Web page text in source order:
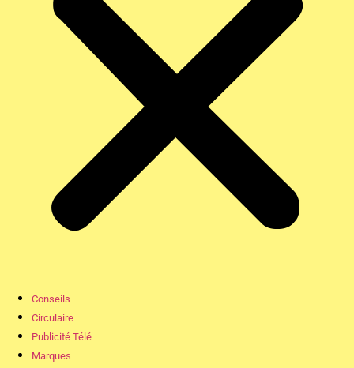
Conseils
Circulaire
Publicité Télé
Marques